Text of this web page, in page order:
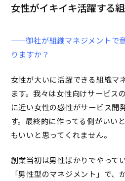
女性がイキイキ活躍する
——御社が組織マネジメントで
りますか？
女性が大いに活躍できる組織マ
ます。我々は女性向けサービス
に近い女性の感性がサービス開
す。最終的に作ってる側がいい
もいいと思ってくれません。
創業当初は男性ばかりでやって
「男性型のマネジメント」で、